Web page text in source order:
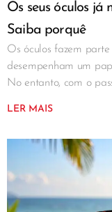
Os seus óculos já
Saiba porquê
Os óculos fazem
desempenham um
No entanto, com o
LER MAIS